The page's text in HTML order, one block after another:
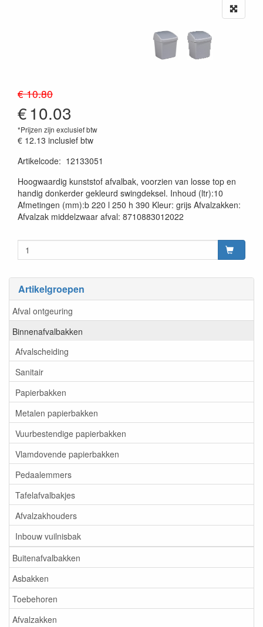
Artikelgroepen
Afval ontgeuring
Binnenafvalbakken
Afvalscheiding
Sanitair
Papierbakken
Metalen papierbakken
Vuurbestendige papierbakken
Vlamdovende papierbakken
Pedaalemmers
Tafelafvalbakjes
Afvalzakhouders
Inbouw vuilnisbak
Buitenafvalbakken
Asbakken
Toebehoren
Afvalzakken
€ 10.80
€10.03
*Prijzen zijn exclusief btw
€ 12.13 inclusief btw
Artikelcode: 12133051
Hoogwaardig kunststof afvalbak, voorzien van losse top en
handig donkerder gekleurd swingdeksel. Inhoud (ltr):10
Afmetingen (mm):b 220 l 250 h 390 Kleur: grijs Afvalzakken:
Afvalzak middelzwaar afval: 8710883012022